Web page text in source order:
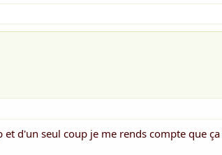
et d'un seul coup je me rends compte que